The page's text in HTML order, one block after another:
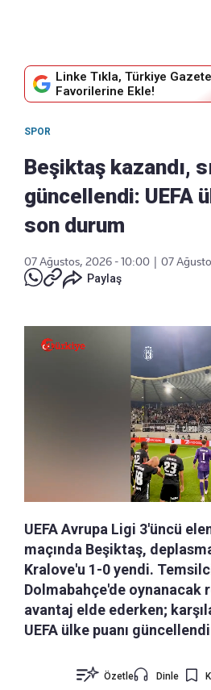
Linke Tıkla, Türkiye
Favorilerine Ekle!
SPOR
Beşiktaş kazandı,
güncellendi: UEFA
son durum
07 Ağustos, 2026 - 10:00
07
Paylaş
UEFA Avrupa Ligi 3'üncü
maçında Beşiktaş,
Kralove'u 1-0 yendi.
Dolmabahçe'de oynanacak
avantaj elde ederken;
UEFA ülke puanı
Özetle Dinle